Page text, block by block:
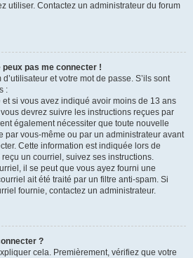
utiliser. Contactez un administrateur du forum
pas me connecter !
et votre mot de passe. S’ils sont
:
et si vous avez indiqué avoir moins de 13 ans
devrez suivre les instructions reçues par
également nécessiter que toute nouvelle
par vous-même ou par un administrateur avant
Cette information est indiquée lors de
reçu un courriel, suivez ses instructions.
il se peut que vous ayez fourni une
ait été traité par un filtre anti-spam. Si
fournie, contactez un administrateur.
?
cela. Premièrement, vérifiez que votre